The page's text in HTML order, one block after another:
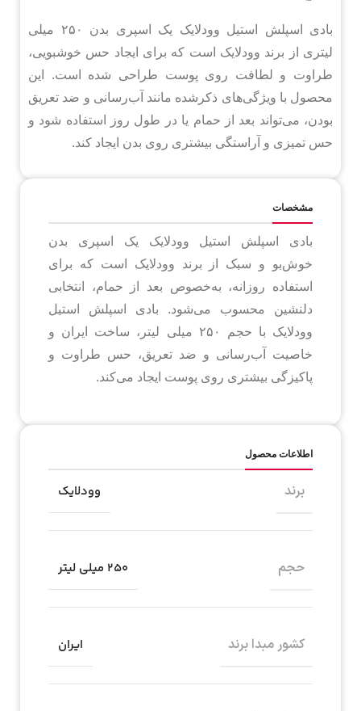
بادی اسپلش استیل وودلایک یک اسپری بدن ۲۵۰ میلی
لیتری از برند وودلایک است که برای ایجاد حس خوشبویی،
طراوت و لطافت روی پوست طراحی شده است. این
محصول با ویژگی‌های ذکرشده مانند آب‌رسانی و ضد تعریق
بودن، می‌تواند بعد از حمام یا در طول روز استفاده شود و
حس تمیزی و آراستگی بیشتری روی بدن ایجاد کند.
مشخصات
بادی اسپلش استیل وودلایک یک اسپری بدن
خوش‌بو و سبک از برند وودلایک است که برای
استفاده روزانه، به‌خصوص بعد از حمام، انتخابی
دلنشین محسوب می‌شود. بادی اسپلش استیل
وودلایک با حجم ۲۵۰ میلی لیتر، ساخت ایران و
خاصیت آب‌رسانی و ضد تعریق، حس طراوت و
پاکیزگی بیشتری روی پوست ایجاد می‌کند.
اطلاعات محصول
برند وودلایک
حجم ۲۵۰ میلی لیتر
کشور مبدا برند ایران
اگه تا حالا عضو باشگاه مشتریانمون نشدین، کافیه شماره‌تون رو اینجا بذارین تا
اعتبار هدیه رایگان از ما بگیرید!